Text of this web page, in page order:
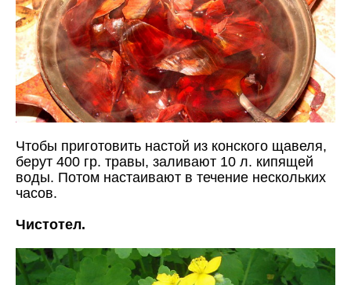
Чтобы приготовить настой из конского щавеля,
берут 400 гр. травы, заливают 10 л. кипящей
воды. Потом настаивают в течение нескольких
часов.
Чистотел.